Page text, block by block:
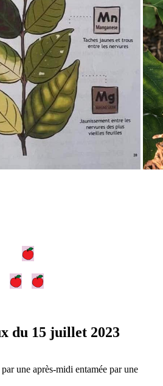
du 15 juillet 2023
une après-midi entamée par une